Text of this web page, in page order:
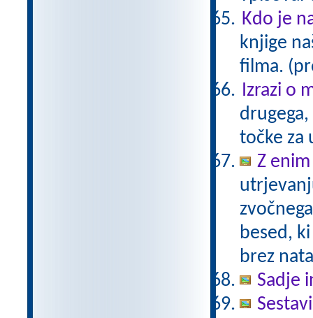
Kdo je
knjige
filma.
Izrazi o
točke za
Z
besed,
brez
Sadje